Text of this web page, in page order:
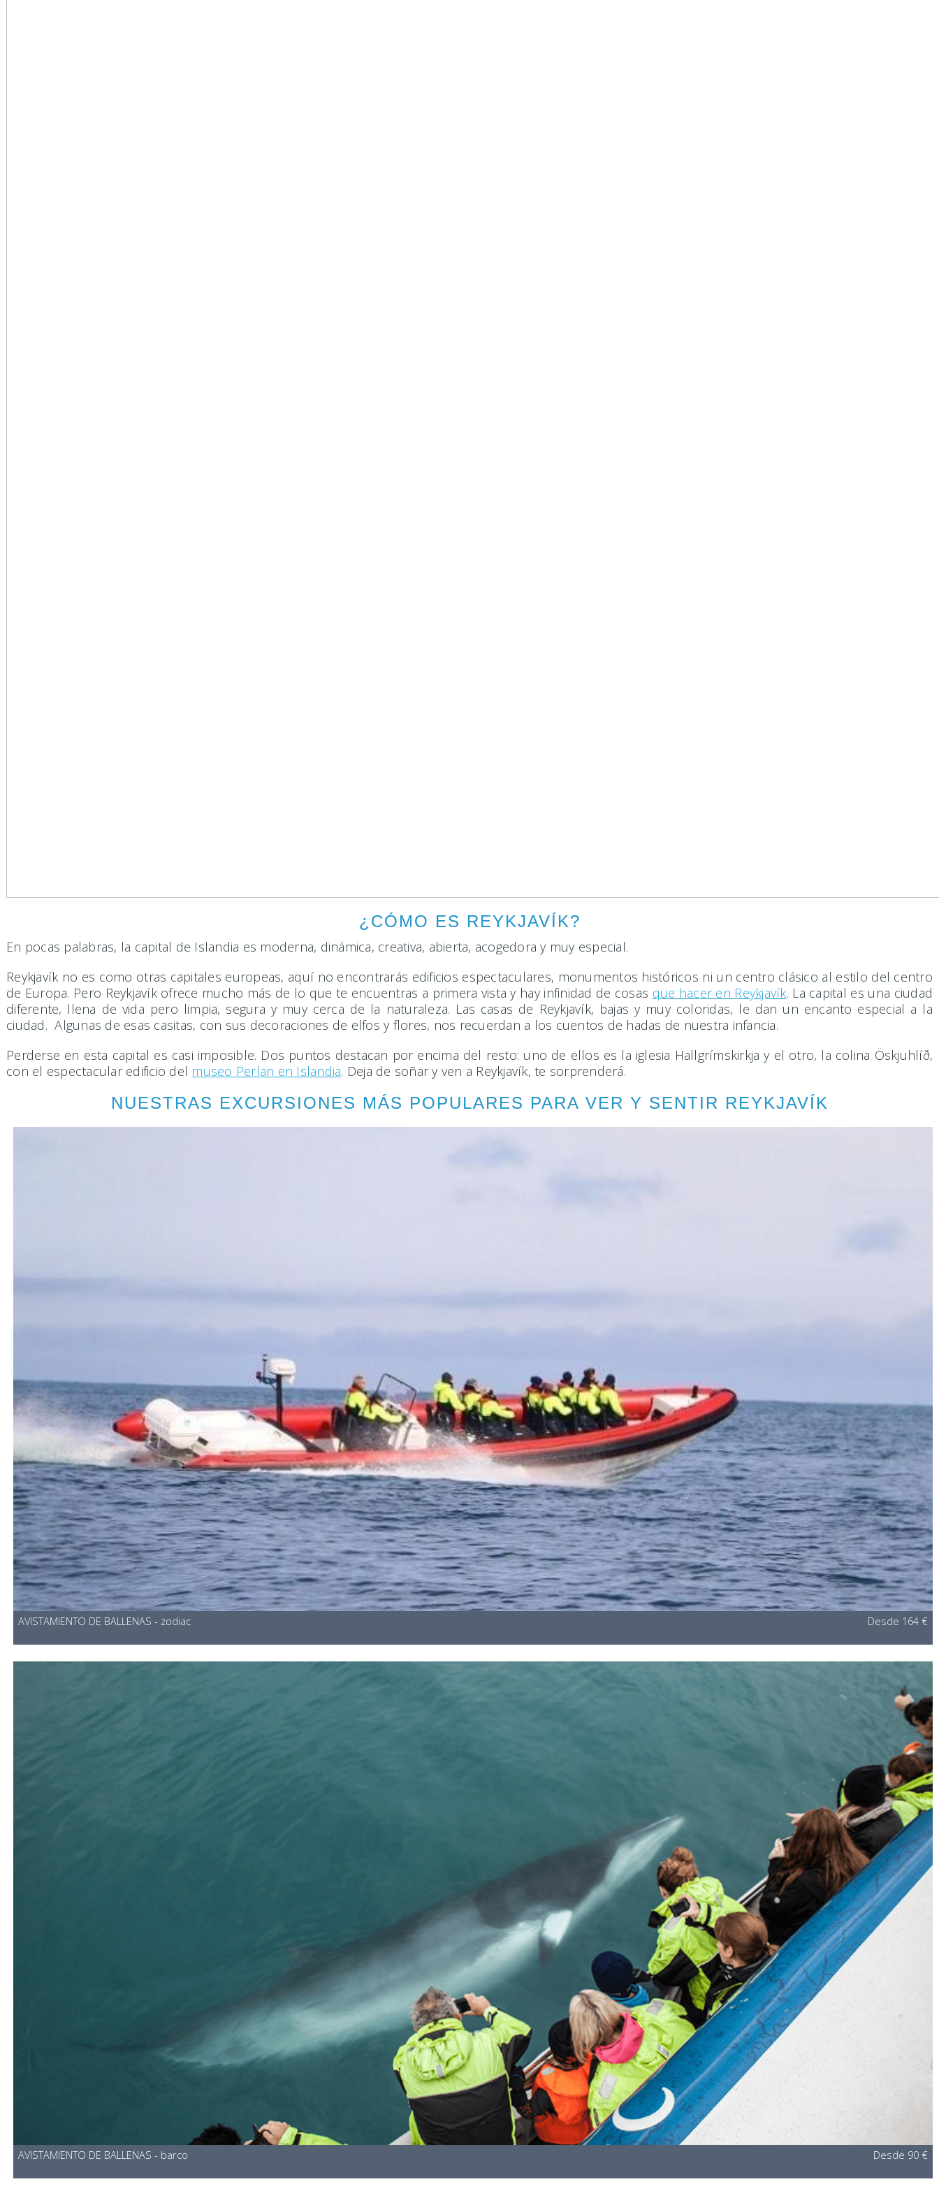
¿CÓMO ES REYKJAVÍK?
En pocas palabras, la capital de Islandia es moderna, dinámica, creativa, abierta, acogedora y muy especial.
Reykjavík no es como otras capitales europeas, aquí no encontrarás edificios espectaculares, monumentos históricos ni un centro clásico al estilo del centro
de Europa. Pero Reykjavík ofrece mucho más de lo que te encuentras a primera vista y hay infinidad de cosas que hacer en Reykjavík. La capital es una ciudad
diferente, llena de vida pero limpia, segura y muy cerca de la naturaleza. Las casas de Reykjavík, bajas y muy coloridas, le dan un encanto especial a la
ciudad. Algunas de esas casitas, con sus decoraciones de elfos y flores, nos recuerdan a los cuentos de hadas de nuestra infancia.
Perderse en esta capital es casi imposible. Dos puntos destacan por encima del resto: uno de ellos es la iglesia Hallgrímskirkja y el otro, la colina Öskjuhlíð,
con el espectacular edificio del museo Perlan en Islandia. Deja de soñar y ven a Reykjavík, te sorprenderá.
NUESTRAS EXCURSIONES MÁS POPULARES PARA VER Y SENTIR REYKJAVÍK
AVISTAMIENTO DE BALLENAS - zodiac Desde 164 €
AVISTAMIENTO DE BALLENAS - barco Desde 90 €